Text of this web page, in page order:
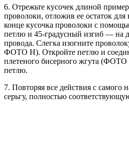
6. Отрежьте кусочек длиной
проволоки, отложив ее остаток
конце кусочка проволоки с
петлю и 45-градусный изгиб — на
провода. Слегка изогните
ФОТО Н). Откройте петлю и
плетеного бисерного жгута (ФОТО
петлю.
7. Повторяя все действия с самого
серьгу, полностью